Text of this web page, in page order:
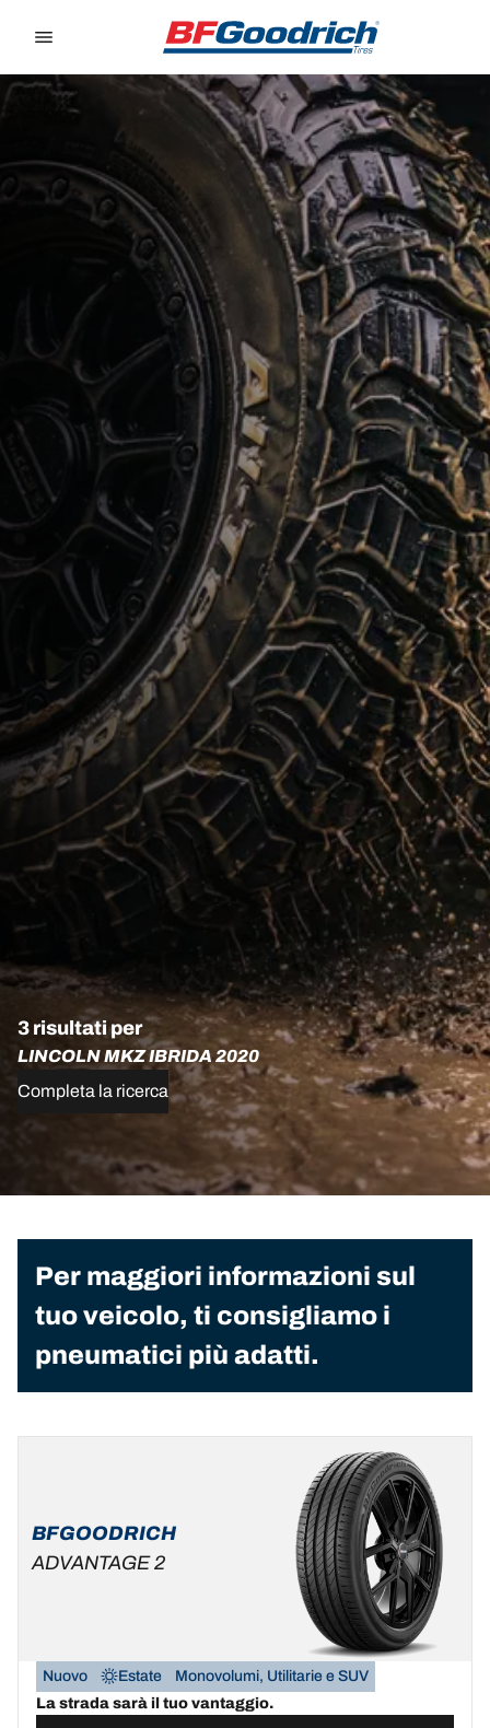
3 risultati per
LINCOLN MKZ IBRIDA 2020
Completa la ricerca
Per maggiori informazioni sul
tuo veicolo, ti consigliamo i
pneumatici più adatti.
BFGOODRICH
ADVANTAGE 2
Nuovo Estate
Monovolumi, Utilitarie e SUV
La strada sarà il tuo vantaggio.